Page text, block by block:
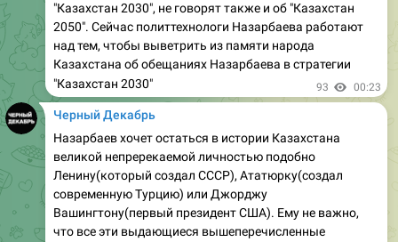
"Казахстан 2030", не говорят также и об "Казахстан
2050". Сейчас политтехнологи Назарбаева работают
над тем, чтобы выветрить из памяти народа
Казахстана об обещаниях Назарбаева в стратегии
"Казахстан 2030"
93 00:23
Черный Декабрь
Назарбаев хочет остаться в истории Казахстана
великой непререкаемой личностью подобно
Ленину(который создал СССР), Ататюрку(создал
современную Турцию) или Джорджу
Вашингтону(первый президент США). Ему не важно,
что все эти выдающиеся вышеперечисленные